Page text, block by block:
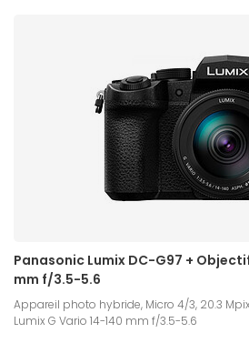
Panasonic Lumix DC-G97 +
mm f/3.5-5.6
Appareil photo hybride, Micro 4/3, 20.3
Lumix G Vario 14-140 mm f/3.5-5.6